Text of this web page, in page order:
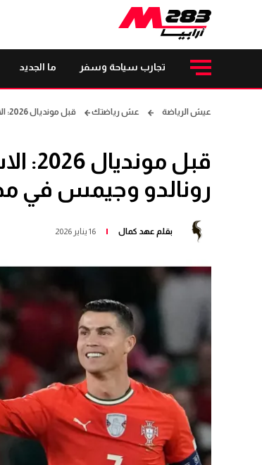
تجارب سياحة وسفر ما الجديد
عيش الرياضة عش رياضتك قبل مونديال 2026: الاستعداد يصنع صداما حاسما بين رونالدو وجيمس في مجموعة قوية
قبل
رونالدو وجيمس في
بقلم عهد كمال 16 يناير 2026